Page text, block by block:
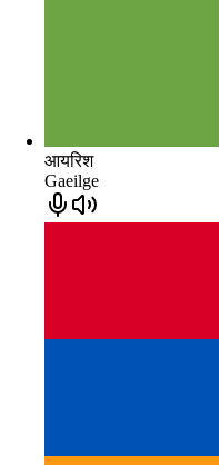
आयरिश
Gaeilge